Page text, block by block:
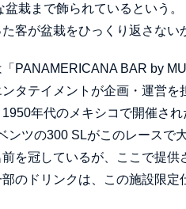
盆栽まで飾られているという
客が盆栽をひっくり返さない
PANAMERICANA BAR by
タテイメントが企画・運営
年代のメキシコで開催さ
ンツの300 SLがこのレース
を冠しているが、ここで提
のドリンクは、この施設限定